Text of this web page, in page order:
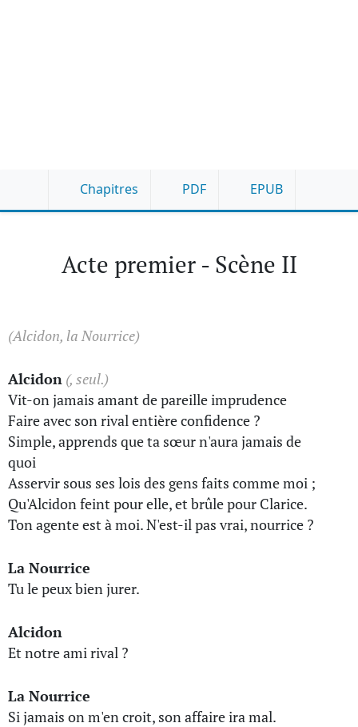
Chapitres PDF EPUB
Acte premier - Scène II
(Alcidon, la Nourrice)
Alcidon (, seul.)
Vit-on jamais amant de pareille imprudence
Faire avec son rival entière confidence ?
Simple, apprends que ta sœur n'aura jamais de
quoi
Asservir sous ses lois des gens faits comme moi ;
Qu'Alcidon feint pour elle, et brûle pour Clarice.
Ton agente est à moi. N'est-il pas vrai, nourrice ?
La Nourrice
Tu le peux bien jurer.
Alcidon
Et notre ami rival ?
La Nourrice
Si jamais on m'en croit, son affaire ira mal.